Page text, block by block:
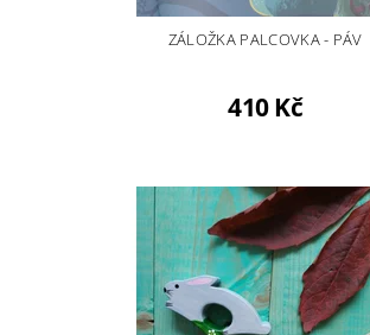
ZÁLOŽKA PALCOVKA - PÁV
410 Kč